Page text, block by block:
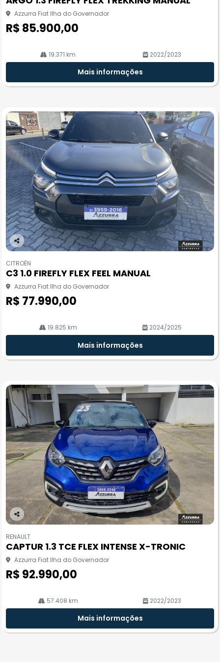
rtil
he
Azzurra Fiat Ilha do Governador
R$ 85.900,00
19.371 km 2022/2023
Mais informações
Co
pa
rtil
he
CITROËN
C3 1.0 FIREFLY FLEX FEEL MANUAL
Azzurra Fiat Ilha do Governador
R$ 77.990,00
19.825 km 2024/2025
Mais informações
Co
pa
rtil
he
RENAULT
CAPTUR 1.3 TCE FLEX INTENSE X-TRONIC
Azzurra Fiat Ilha do Governador
R$ 92.990,00
57.408 km 2022/2023
Mais informações